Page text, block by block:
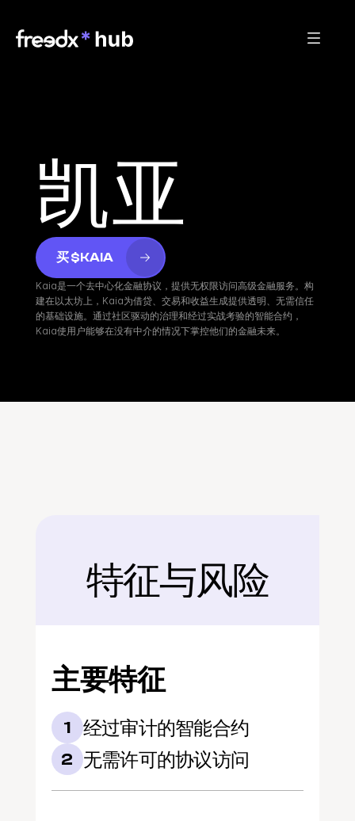
凯亚
买 $KAIA
Kaia是一个去中心化金融协议，提供无权限访问高级金融服务。构
建在以太坊上，Kaia为借贷、交易和收益生成提供透明、无需信任
的基础设施。通过社区驱动的治理和经过实战考验的智能合约，
Kaia使用户能够在没有中介的情况下掌控他们的金融未来。
后面
特征与风险
主要特征
1 经过审计的智能合约
2 无需许可的协议访问